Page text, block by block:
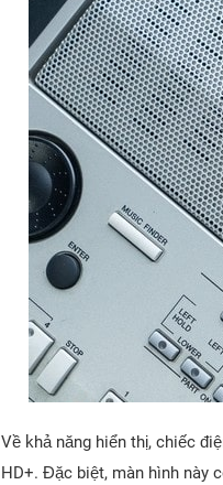
Về khả năng hiển thị, chiếc
HD+. Đặc biệt, màn hình này